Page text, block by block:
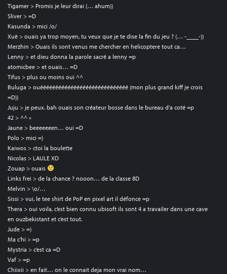
Tigamer > Promis je leur dirai (… ahum))
Sliver > =D
Kasunda > mici /o/
Xuè > ouais ya trop moyen, tu veux que je te dise la fin du jeu ? (… -____-))
Merzhin > Ouais ils sont venus me chercher en helicoptere tout ca…
Lenny > et dieu donna la parole sacré a lenny =p
atomicbee > et ouais… =D
Tifus > plus ou moins oui ^^
Buluga > ouééééééééééééééééééééééééééééé (mon plus grand kiff je crois
=D))
Juju > je peux. bah ouais son créateur bosse dans le bureau d’a coté =p
42 > ^^ »
Jaune > beeeeeeen… oui =D
Polo > mici =)
Kaiwos > ctoi la boulette
Nicolas > LAULE XD
Zouap > ouais
Links frei > de la chance ? nooon… de la classe 8D
Melvin > \o/…
Sissi > vui, le tee shirt de PoP en pixel art il défonce =p
Thera > oui voila, c’est bien connu ubisoft ils sont 4 a travailer dans une cave
en ouzbekistant et c’est tout.
Jude > =)
Ma c’hi > =p
Mystria > c’est ca =D
Vaf > =p
Chiixii > en fait… on le connait deja mon vrai nom…